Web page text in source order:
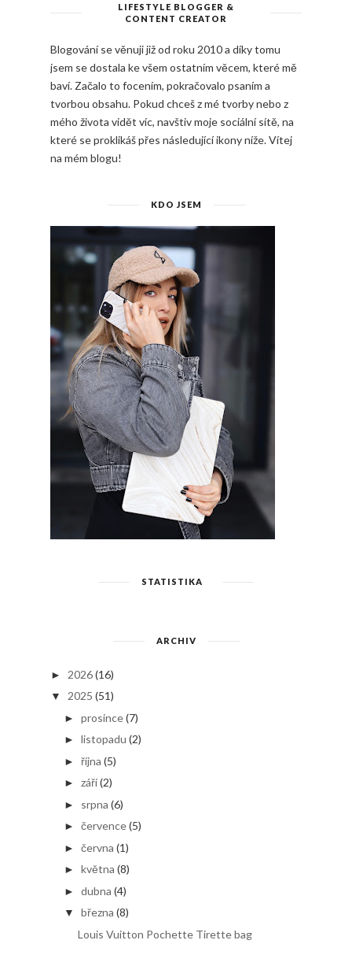
LIFESTYLE BLOGGER &
CONTENT CREATOR
Blogování se věnuji již od roku 2010 a díky tomu
jsem se dostala ke všem ostatním věcem, které mě
baví. Začalo to focením, pokračovalo psaním a
tvorbou obsahu. Pokud chceš z mé tvorby nebo z
mého života vidět víc, navštiv moje sociální sítě, na
které se proklikáš přes následující ikony níže. Vítej
na mém blogu!
KDO JSEM
STATISTIKA
ARCHIV
► 2026(16)
▼ 2025 (51)
► prosince(7)
► listopadu (2)
► října (5)
► září(2)
► srpna (6)
► července(5)
► června (1)
► května (8)
► dubna (4)
▼ března (8)
Louis Vuitton Pochette Tirette bag